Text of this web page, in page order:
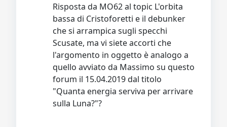
Risposta da MO62 al topic L'orbita
bassa di Cristoforetti e il debunker
che si arrampica sugli specchi
Scusate, ma vi siete accorti che
l'argomento in oggetto è analogo a
quello avviato da Massimo su questo
forum il 15.04.2019 dal titolo
"Quanta energia serviva per arrivare
sulla Luna?"?